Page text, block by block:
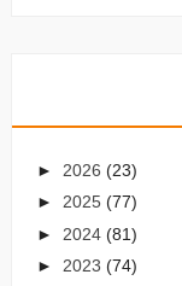
► 2026 (23)
► 2025 (77)
► 2024 (81)
► 2023 (74)